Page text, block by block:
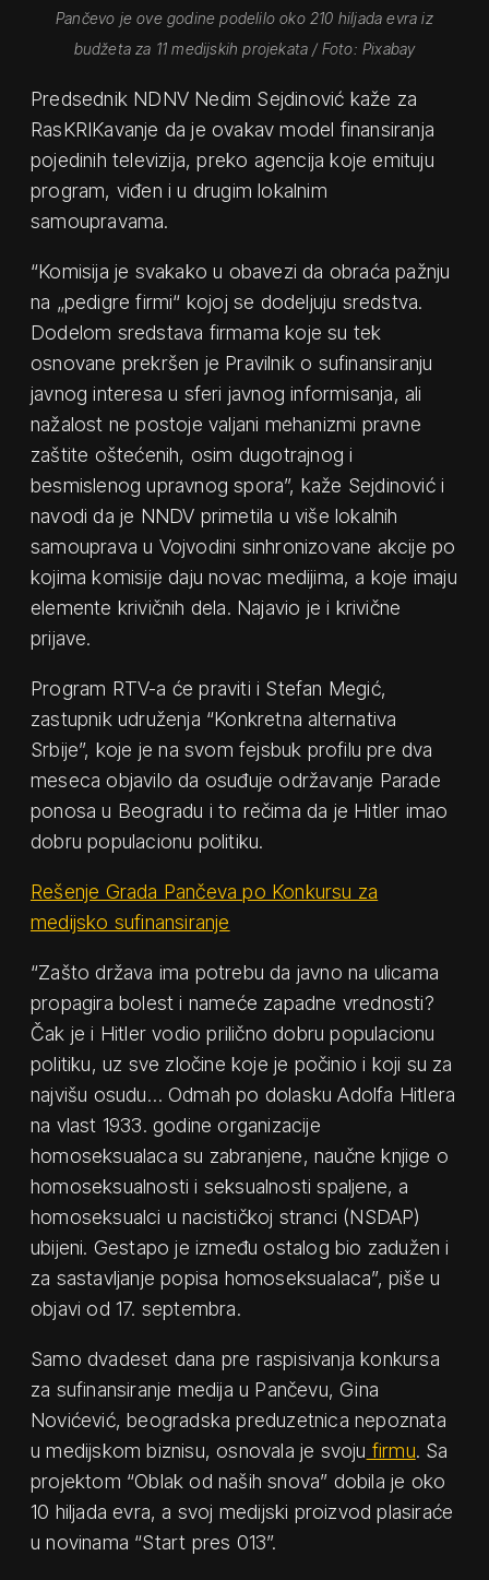
Pančevo je ove godine podelilo oko 210 hiljada evra iz
budžeta za 11 medijskih projekata / Foto: Pixabay
Predsednik NDNV Nedim Sejdinović kaže za
RasKRIKavanje da je ovakav model finansiranja
pojedinih televizija, preko agencija koje emituju
program, viđen i u drugim lokalnim
samoupravama.
“Komisija je svakako u obavezi da obraća pažnju
na „pedigre firmi“ kojoj se dodeljuju sredstva.
Dodelom sredstava firmama koje su tek
osnovane prekršen je Pravilnik o sufinansiranju
javnog interesa u sferi javnog informisanja, ali
nažalost ne postoje valjani mehanizmi pravne
zaštite oštećenih, osim dugotrajnog i
besmislenog upravnog spora”, kaže Sejdinović i
navodi da je NNDV primetila u više lokalnih
samouprava u Vojvodini sinhronizovane akcije po
kojima komisije daju novac medijima, a koje imaju
elemente krivičnih dela. Najavio je i krivične
prijave.
Program RTV-a će praviti i Stefan Megić,
zastupnik udruženja “Konkretna alternativa
Srbije”, koje je na svom fejsbuk profilu pre dva
meseca objavilo da osuđuje održavanje Parade
ponosa u Beogradu i to rečima da je Hitler imao
dobru populacionu politiku.
Rešenje Grada Pančeva po Konkursu za
medijsko sufinansiranje
“Zašto država ima potrebu da javno na ulicama
propagira bolest i nameće zapadne vrednosti?
Čak je i Hitler vodio prilično dobru populacionu
politiku, uz sve zločine koje je počinio i koji su za
najvišu osudu… Odmah po dolasku Adolfa Hitlera
na vlast 1933. godine organizacije
homoseksualaca su zabranjene, naučne knjige o
homoseksualnosti i seksualnosti spaljene, a
homoseksualci u nacističkoj stranci (NSDAP)
ubijeni. Gestapo je između ostalog bio zadužen i
za sastavljanje popisa homoseksualaca”, piše u
objavi od 17. septembra.
Samo dvadeset dana pre raspisivanja konkursa
za sufinansiranje medija u Pančevu, Gina
Novićević, beogradska preduzetnica nepoznata
u medijskom biznisu, osnovala je svoju firmu. Sa
projektom “Oblak od naših snova” dobila je oko
10 hiljada evra, a svoj medijski proizvod plasiraće
u novinama “Start pres 013”.